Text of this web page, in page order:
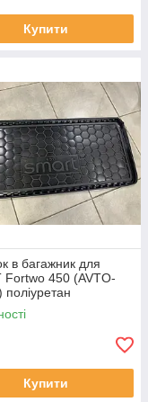
Купити
в багажник для
Fortwo 450 (AVTO-
поліуретан
Купити